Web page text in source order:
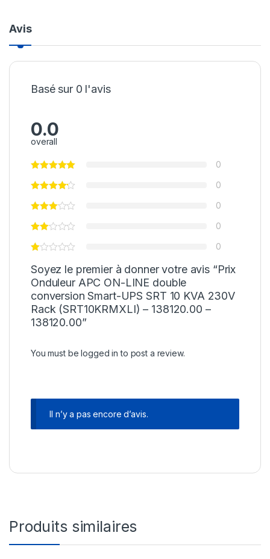
Avis
Basé sur 0 l'avis
0.0
overall
0
0
0
0
0
Soyez le premier à donner votre avis “Prix
Onduleur APC ON-LINE double
conversion Smart-UPS SRT 10 KVA 230V
Rack (SRT10KRMXLI) – 138120.00 –
138120.00”
You must belogged in to post a review.
Il n’y a pas encore d’avis.
Produits similaires